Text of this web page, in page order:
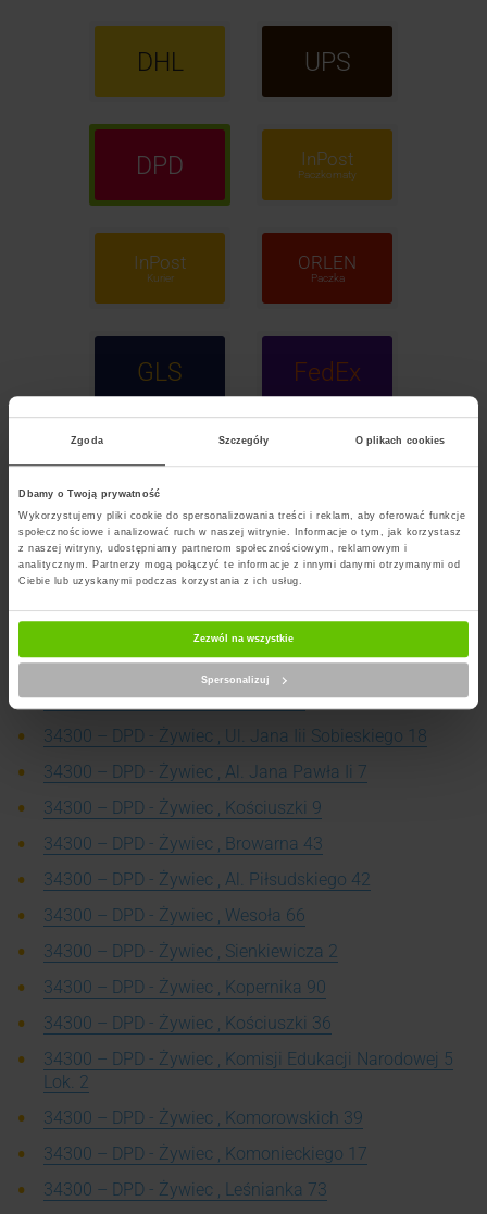
Zgoda Szczegóły O plikach cookies
Dbamy o Twoją prywatność
Wykorzystujemy pliki cookie do spersonalizowania treści i reklam, aby oferować funkcje
społecznościowe i analizować ruch w naszej witrynie. Informacje o tym, jak korzystasz
z naszej witryny, udostępniamy partnerom społecznościowym, reklamowym i
analitycznym. Partnerzy mogą połączyć te informacje z innymi danymi otrzymanymi od
Ciebie lub uzyskanymi podczas korzystania z ich usług.
Zezwól na wszystkie
Spersonalizuj
DHL UPS
DPD InPost
Paczkomaty
InPost
Kurier
ORLEN
Paczka
GLS FedEx
POCZTA
34300 – DPD - Leśna , Świętego Michała Archanioła 33
34300 – DPD - Leśna , Na Borach 1
34300 – DPD - Żywiec , Zielona 3
34300 – DPD - Żywiec , Wesoła 70
34300 – DPD - Żywiec , Ul. Jana Iii Sobieskiego 18
34300 – DPD - Żywiec , Al. Jana Pawła Ii 7
34300 – DPD - Żywiec , Kościuszki 9
34300 – DPD - Żywiec , Browarna 43
34300 – DPD - Żywiec , Al. Piłsudskiego 42
34300 – DPD - Żywiec , Wesoła 66
34300 – DPD - Żywiec , Sienkiewicza 2
34300 – DPD - Żywiec , Kopernika 90
34300 – DPD - Żywiec , Kościuszki 36
34300 – DPD - Żywiec , Komisji Edukacji Narodowej 5
Lok. 2
34300 – DPD - Żywiec , Komorowskich 39
34300 – DPD - Żywiec , Komonieckiego 17
34300 – DPD - Żywiec , Leśnianka 73